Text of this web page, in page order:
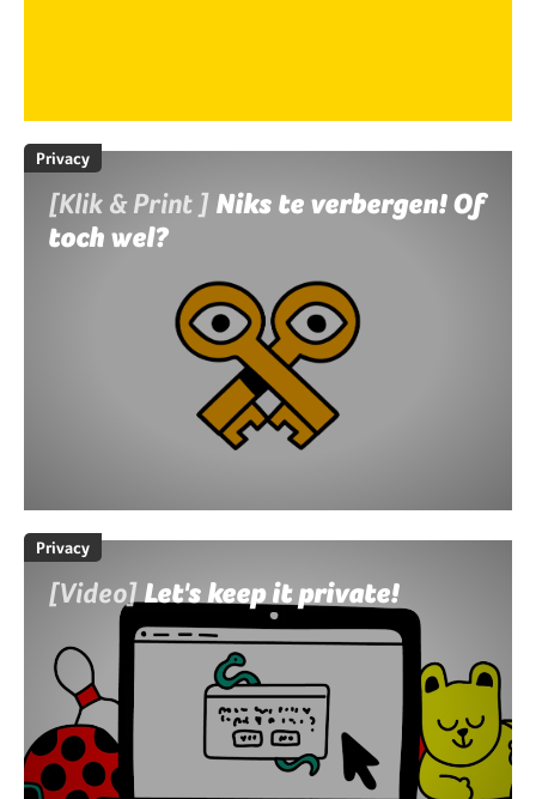
Privacy
[Klik & Print ] Niks te verbergen! Of
toch wel?
Privacy
[Video]Let's keep it private!